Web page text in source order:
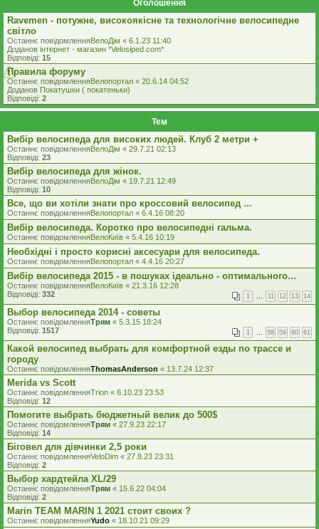
Оголошення
Ravemen - потужне, високоякісне та технологічне велосипедне
світло
Останнє повідомленняВелоДім « 6.1.23 11:40
Доданов iнтернет - магазин *Velosiped.com*
Відповіді: 15
Правила форуму
Останнє повідомленняВелопортал « 20.6.14 04:52
Доданов Покатушки ( покатеньки)
Відповіді: 2
Тем
Вибір велосипеда для високих людей. Клуб 2 метри +
Останнє повідомленняВелоДім « 29.7.21 02:13
Відповіді: 23
Вибір велосипеда для жінок.
Останнє повідомленняВелоДім « 19.7.21 12:49
Відповіді: 10
Все, що ви хотіли знати про кроссовий велосипед ...
Останнє повідомленняВелопортал « 6.4.16 08:20
Вибір велосипеда. Коротко про велосипедні гальма.
Останнє повідомленняВелоКиїв « 5.4.16 10:19
Необхідні і просто корисні аксесуари для велосипеда.
Останнє повідомленняВелопортал « 4.4.16 20:27
Вибiр велосипеда 2015 - в пошуках iдеально - оптимального...
Останнє повідомленняВелоКиїв « 21.3.16 12:28
Відповіді: 332 1 … 11 12 13 14
Выбор велосипеда 2014 - советы
Останнє повідомленняТрям « 5.3.15 18:24
Відповіді: 1517 1 … 58 59 60 61
Какой велосипед выбрать для комфортной езды по трассе и
городу
Останнє повідомленняThomasAnderson « 13.7.24 12:37
Merida vs Scott
Останнє повідомленняTrion « 6.10.23 23:53
Відповіді: 12
Помогите выбрать бюджетный велик до 500$
Останнє повідомленняТрям « 27.9.23 22:17
Відповіді: 14
Біговел для дівчинки 2,5 роки
Останнє повідомленняVeloDim « 27.8.23 23:31
Відповіді: 2
Выбор хардтейла XL/29
Останнє повідомленняТрям « 15.6.22 04:04
Відповіді: 2
Marin TEAM MARIN 1 2021 стоит своих ?
Останнє повідомленняYudo « 18.10.21 09:29